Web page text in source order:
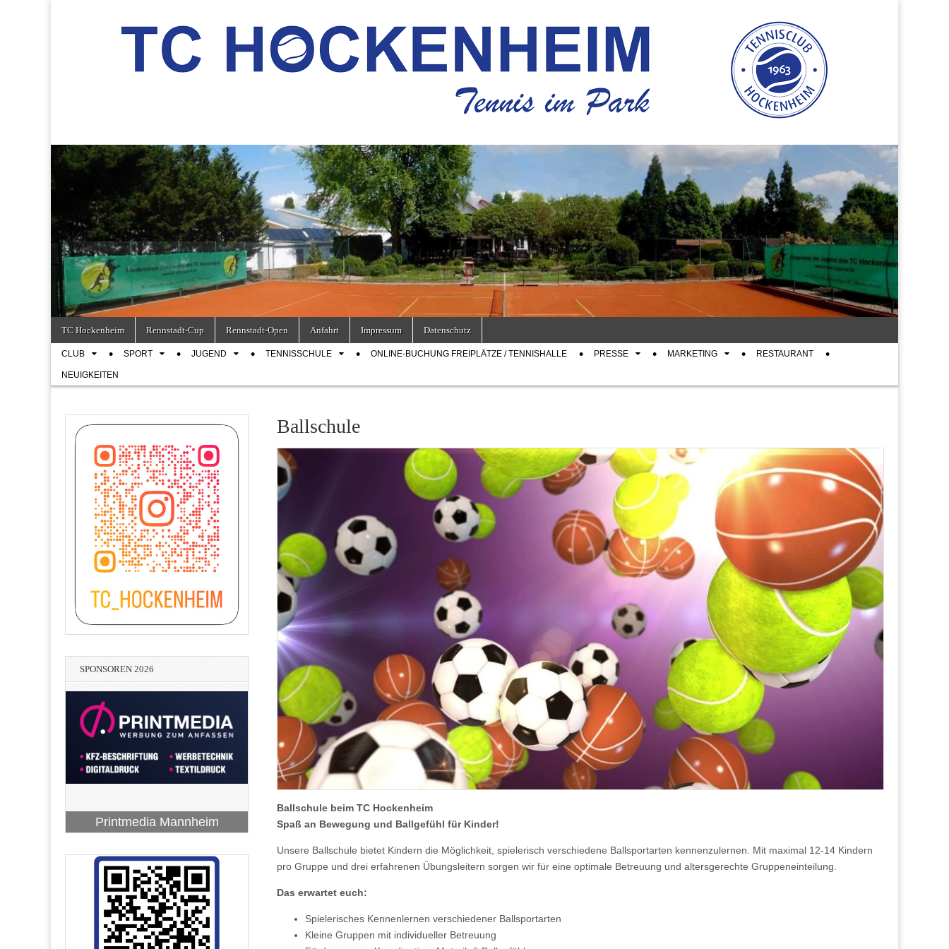
TC Hockenheim
Main
menu
content
TC Hockenheim Rennstadt-Cup Rennstadt-Open Anfahrt Impressum Datenschutz
SubCLUB SPORT JUGEND TENNISSCHULE ONLINE-BUCHUNG FREIPLÄTZE / TENNISHALLE PRESSE MARKETING RESTAURANT
NEUIGKEITEN
Ballschule
Ballschule beim TC Hockenheim
Spaß an Bewegung und Ballgefühl für Kinder!
Unsere Ballschule bietet Kindern die Möglichkeit, spielerisch verschiedene Ballsportarten kennenzulernen. Mit maximal 12-14 Kindern
pro Gruppe und drei erfahrenen Übungsleitern sorgen wir für eine optimale Betreuung und altersgerechte Gruppeneinteilung.
Das erwartet euch:
Spielerisches Kennenlernen verschiedener Ballsportarten
Kleine Gruppen mit individueller Betreuung
SPONSOREN 2026
Printmedia Mannheim
Bach-Bellm-Heidrich-Becker
Vereinigte VR Bank Kur- und